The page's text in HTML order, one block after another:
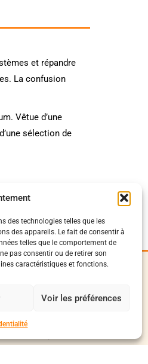
des technologies telles que les
des appareils. Le fait de consentir à
telles que le comportement de
pas consentir ou de retirer son
caractéristiques et fonctions.
Voir les préférences
et répandre
La confusion
Vêtue d’une
sélection de
Suivez-Nous
Facebook